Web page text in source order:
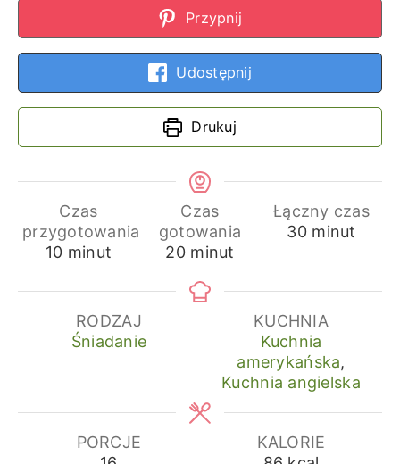
Przypnij
Udostępnij
Drukuj
Czas
przygotowania
10minuty
minut
Czas
gotowania
20minuty
minut
Łączny czas
30minuty
minut
RODZAJ
Śniadanie
KUCHNIA
Kuchnia
amerykańska,
Kuchnia angielska
PORCJE
KALORIE